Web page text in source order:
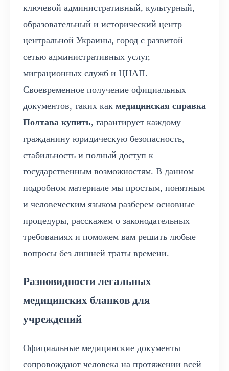
ключевой административный, культурный,
образовательный и исторический центр
центральной Украины, город с развитой
сетью административных услуг,
миграционных служб и ЦНАП.
Своевременное получение официальных
документов, таких как медицинская справка
Полтава купить, гарантирует каждому
гражданину юридическую безопасность,
стабильность и полный доступ к
государственным возможностям. В данном
подробном материале мы простым, понятным
и человеческим языком разберем основные
процедуры, расскажем о законодательных
требованиях и поможем вам решить любые
вопросы без лишней траты времени.
Разновидности легальных
медицинских бланков для
учреждений
Официальные медицинские документы
сопровождают человека на протяжении всей